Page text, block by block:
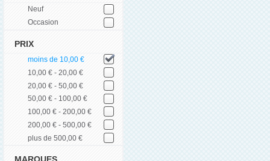
Neuf
Occasion
PRIX
moins de 10,00 €
10,00 € - 20,00 €
20,00 € - 50,00 €
50,00 € - 100,00 €
100,00 € - 200,00 €
200,00 € - 500,00 €
plus de 500,00 €